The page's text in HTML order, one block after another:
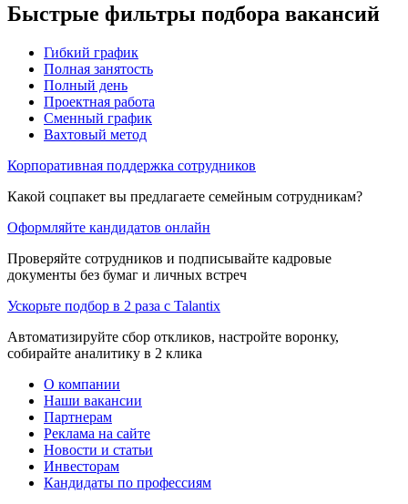
Быстрые фильтры подбора вакансий
Гибкий график
Полная занятость
Полный день
Проектная работа
Сменный график
Вахтовый метод
Корпоративная поддержка сотрудников
Какой соцпакет вы предлагаете семейным сотрудникам?
Оформляйте кандидатов онлайн
Проверяйте сотрудников и подписывайте кадровые
документы без бумаг и личных встреч
Ускорьте подбор в 2 раза с Talantix
Автоматизируйте сбор откликов, настройте воронку,
собирайте аналитику в 2 клика
О компании
Наши вакансии
Партнерам
Реклама на сайте
Новости и статьи
Инвесторам
Кандидаты по профессиям